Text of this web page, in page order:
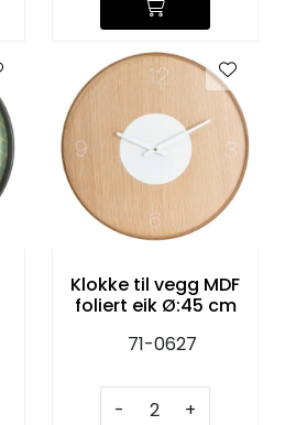
Klokke til vegg MDF
foliert eik Ø:45 cm
71-0627
- +